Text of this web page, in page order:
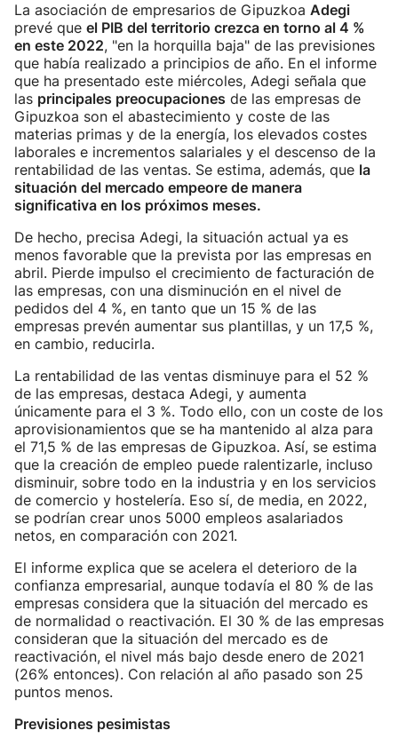
La asociación de empresarios de Gipuzkoa Adegi
prevé que el PIB del territorio crezca en torno al 4 %
en este 2022, "en la horquilla baja" de las previsiones
que había realizado a principios de año. En el informe
que ha presentado este miércoles, Adegi señala que
las principales preocupaciones de las empresas de
Gipuzkoa son el abastecimiento y coste de las
materias primas y de la energía, los elevados costes
laborales e incrementos salariales y el descenso de la
rentabilidad de las ventas. Se estima, además, que la
situación del mercado empeore de manera
significativa en los próximos meses.
De hecho, precisa Adegi, la situación actual ya es
menos favorable que la prevista por las empresas en
abril. Pierde impulso el crecimiento de facturación de
las empresas, con una disminución en el nivel de
pedidos del 4 %, en tanto que un 15 % de las
empresas prevén aumentar sus plantillas, y un 17,5 %,
en cambio, reducirla.
La rentabilidad de las ventas disminuye para el 52 %
de las empresas, destaca Adegi, y aumenta
únicamente para el 3 %. Todo ello, con un coste de los
aprovisionamientos que se ha mantenido al alza para
el 71,5 % de las empresas de Gipuzkoa. Así, se estima
que la creación de empleo puede ralentizarle, incluso
disminuir, sobre todo en la industria y en los servicios
de comercio y hostelería. Eso sí, de media, en 2022,
se podrían crear unos 5000 empleos asalariados
netos, en comparación con 2021.
El informe explica que se acelera el deterioro de la
confianza empresarial, aunque todavía el 80 % de las
empresas considera que la situación del mercado es
de normalidad o reactivación. El 30 % de las empresas
consideran que la situación del mercado es de
reactivación, el nivel más bajo desde enero de 2021
(26% entonces). Con relación al año pasado son 25
puntos menos.
Previsiones pesimistas